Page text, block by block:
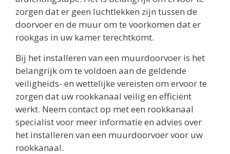
zorgen dat er geen luchtlekken zijn tussen de
doorvoer en de muur om te voorkomen dat er
rookgas in uw kamer terechtkomt.
Bij het installeren van een muurdoorvoer is het
belangrijk om te voldoen aan de geldende
veiligheids- en wettelijke vereisten om ervoor te
zorgen dat uw rookkanaal veilig en efficiënt
werkt. Neem contact op met een rookkanaal
specialist voor meer informatie en advies over
het installeren van een muurdoorvoer voor uw
rookkanaal.